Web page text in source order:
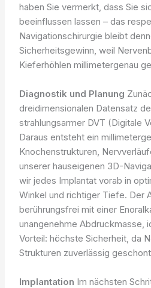
haben Sie vermerkt, dass Sie
beeinflussen lassen – das
Navigationschirurgie bleibt
Sicherheitsgewinn, weil
Kieferhöhlen millimetergenau
Diagnostik und Planung
dreidimensionalen Datensatz
strahlungsarmer DVT (Digitale
Daraus entsteht ein
Knochenstrukturen,
unserer hauseigenen 3D-
wir jedes Implantat vorab in
Winkel und richtiger Tiefe. Der
berührungsfrei mit einer
unangenehme Abdruckmasse,
Vorteil: höchste Sicherheit, da
Strukturen zuverlässig
Implantation Im nächsten